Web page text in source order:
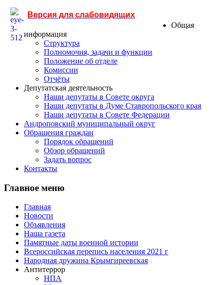
Версия для слабовидящих
Общая
информация
Структура
Полномочия, задачи и функции
Положение об отделе
Комиссии
Отчёты
Депутатская деятельность
Наши депутаты в Совете округа
Наши депутаты в Думе Ставропольского края
Наши депутаты в Совете Федерации
Андроповский муниципальный округ
Обращения граждан
Порядок обращений
Обзор обращений
Задать вопрос
Контакты
Главное меню
Главная
Новости
Объявления
Наша газета
Памятные даты военной истории
Всероссийская перепись населения 2021 г
Народная дружина Крымгиреевская
Антитеррор
НПА